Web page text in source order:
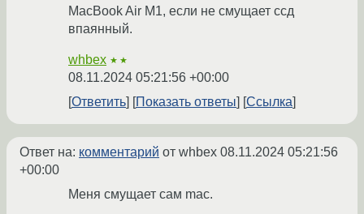
MacBook Air M1, если не смущает ссд
впаянный.
whbex ★★
08.11.2024 05:21:56 +00:00
Ответить
Показать ответы Ссылка
Ответ на: комментарий от whbex 08.11.2024 05:21:56
+00:00
Меня смущает сам mac.